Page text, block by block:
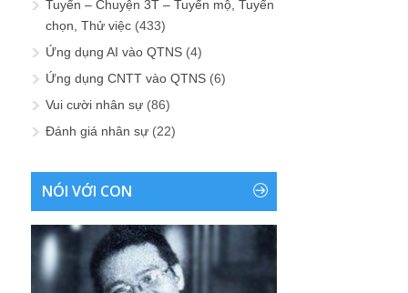
Tuyển – Chuyện 3T – Tuyển mộ, Tuyển
chọn, Thử việc (433)
Ứng dụng AI vào QTNS (4)
Ứng dụng CNTT vào QTNS (6)
Vui cười nhân sự (86)
Đánh giá nhân sự (22)
NÓI VỚI CON